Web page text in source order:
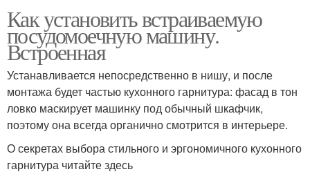
Как установить встраиваемую
посудомоечную машину.
Встроенная
Устанавливается непосредственно в нишу, и после
монтажа будет частью кухонного гарнитура: фасад в тон
ловко маскирует машинку под обычный шкафчик,
поэтому она всегда органично смотрится в интерьере.
О секретах выбора стильного и эргономичного кухонного
гарнитура читайте здесь